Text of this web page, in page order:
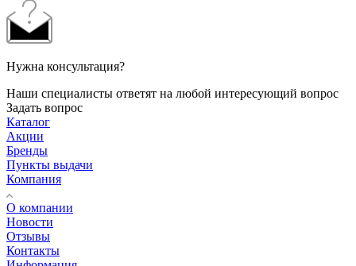
Нужна консультация?
Наши специалисты ответят на любой интересующий вопрос
Задать вопрос
Каталог
Акции
Бренды
Пункты выдачи
Компания
О компании
Новости
Отзывы
Контакты